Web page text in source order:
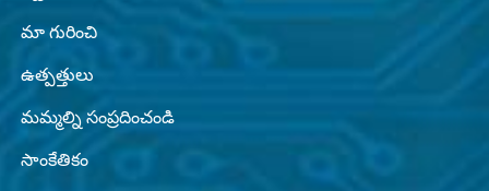
మా గురించి
ఉత్పత్తులు
మమ్మల్ని సంప్రదించండి
సాంకేతికం